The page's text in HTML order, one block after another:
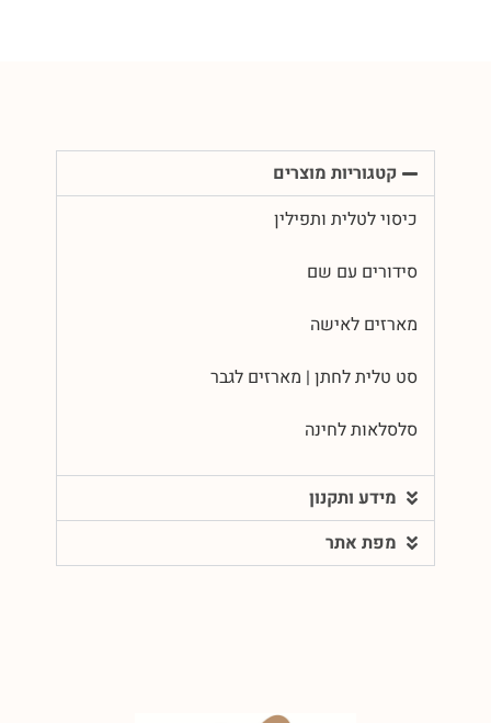
קטגוריות מוצרים
כיסוי לטלית ותפילין
סידורים עם שם
מארזים לאישה
סט טלית לחתן | מארזים לגבר
סלסלאות לחינה
מידע ותקנון
מפת אתר